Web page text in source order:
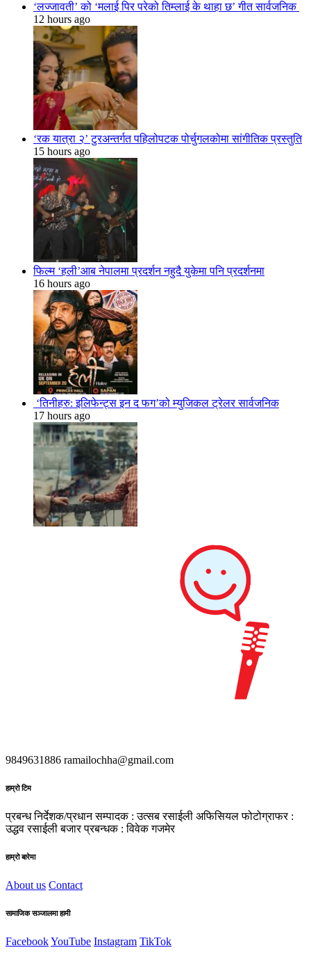
‘लज्जावती’ को ‘मलाई पिर परेको तिम्लाई के थाहा छ’ गीत सार्वजनिक
12 hours ago
‘रक यात्रा २’ टुरअन्तर्गत पहिलोपटक पोर्चुगलकोमा सांगीतिक प्रस्तुति
15 hours ago
फिल्म ‘हली’आब नेपालमा प्रदर्शन नहुदै युकेमा पनि प्रदर्शनमा
16 hours ago
‘तिनीहरु: इलिफेन्ट्स इन द फग’को म्युजिकल ट्रेलर सार्वजनिक
17 hours ago
9849631886 ramailochha@gmail.com
हाम्रो टिम
प्रबन्ध निर्देशक/प्रधान सम्पादक : उत्सब रसाईली अफिसियल फोटोग्राफर :
उद्धव रसाईली बजार प्रबन्धक : विवेक गजमेर
हाम्रो बारेमा
About us Contact
सामाजिक सञ्जालमा हामी
FacebookYouTube Instagram TikTok